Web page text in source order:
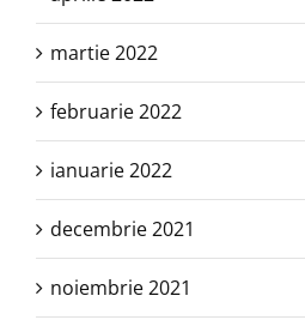
martie 2022
februarie 2022
ianuarie 2022
decembrie 2021
noiembrie 2021